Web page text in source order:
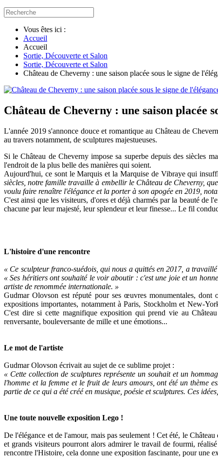
Vous êtes ici :
Accueil
Accueil
Sortie, Découverte et Salon
Sortie, Découverte et Salon
Château de Cheverny : une saison placée sous le signe de
Château de Cheverny : une saison placée
L'année 2019 s'annonce douce et romantique au Château de
au travers notamment, de sculptures majestueuses.
Si le Château de Cheverny impose sa superbe depuis des siècles
l'endroit de la plus belle des manières qui soient.
Aujourd'hui, ce sont le Marquis et la Marquise de Vibraye qui
siècles, notre famille travaille à embellir le Château de Cheverny,
voulu faire renaître l'élégance et la porter à son apogée en 2019,
C'est ainsi que les visiteurs, d'ores et déjà charmés par la beauté
chacune par leur majesté, leur splendeur et leur finesse... Le fil
L'histoire d'une rencontre
« Ce sculpteur franco-suédois, qui nous a quittés en 2017, a
« Ses héritiers ont souhaité le voir aboutir : c'est une joie et un
artiste de renommée internationale. »
Gudmar Olovson est réputé pour ses œuvres monumentales,
expositions importantes, notamment à Paris, Stockholm et New-
C'est dire si cette magnifique exposition qui prend vie au
renversante, bouleversante de mille et une émotions...
Le mot de l'artiste
Gudmar Olovson écrivait au sujet de ce sublime projet :
« Cette collection de sculptures représente un souhait et un
l'homme et la femme et le fruit de leurs amours, ont été un thème
partie de ce qui a été créé en musique, poésie et sculptures. Ces
Une toute nouvelle exposition Lego !
De l'élégance et de l'amour, mais pas seulement ! Cet été, le
et grands visiteurs pourront alors admirer le travail de fourmi,
rencontre l'Histoire, cela donne une exposition fascinante, pour une